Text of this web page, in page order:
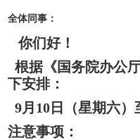
全体同事：
你们好！
根据《国务院办公
下安排：
9月10日（星期六）
注意事项：